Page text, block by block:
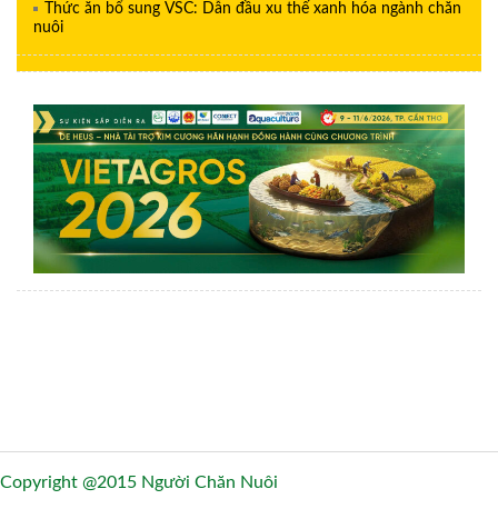
Thức ăn bổ sung VSC: Dẫn đầu xu thế xanh hóa ngành chăn
nuôi
Copyright @2015 Người Chăn Nuôi